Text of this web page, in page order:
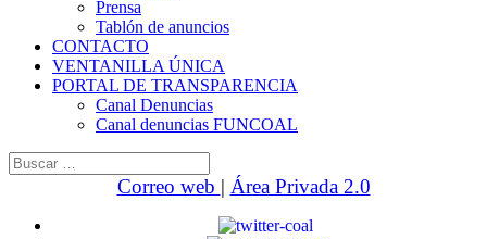
Prensa
Tablón de anuncios
CONTACTO
VENTANILLA ÚNICA
PORTAL DE TRANSPARENCIA
Canal Denuncias
Canal denuncias FUNCOAL
Buscar:
Correo web | Área Privada 2.0